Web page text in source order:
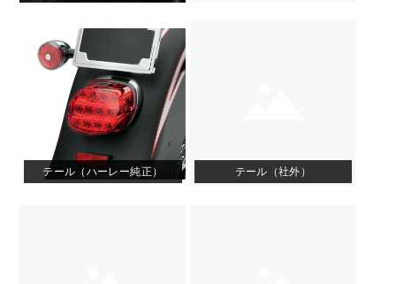
テール（ハーレー純正） テール（社外）